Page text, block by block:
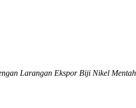
Larangan Ekspor Biji Nikel